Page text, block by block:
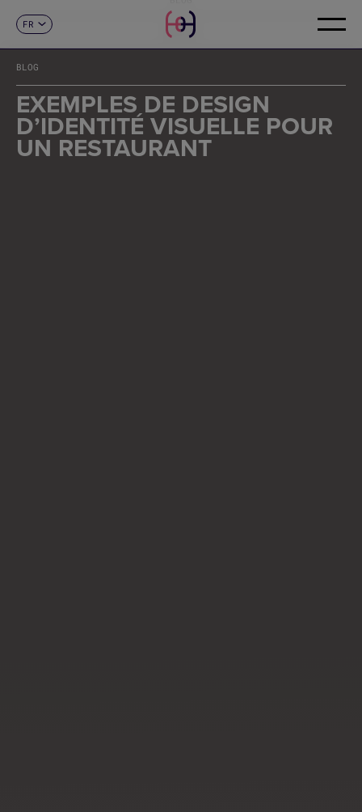
EN
FR
DE
IT
PT
CONTACT
BLOG
EXEMPLES DE DESIGN
D’IDENTITÉ VISUELLE POUR
UN RESTAURANT